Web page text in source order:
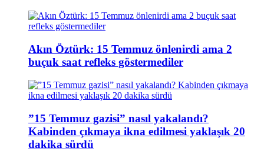
Akın Öztürk: 15 Temmuz önlenirdi ama 2
buçuk saat refleks göstermediler
”15 Temmuz gazisi” nasıl yakalandı?
Kabinden çıkmaya ikna edilmesi yaklaşık 20
dakika sürdü